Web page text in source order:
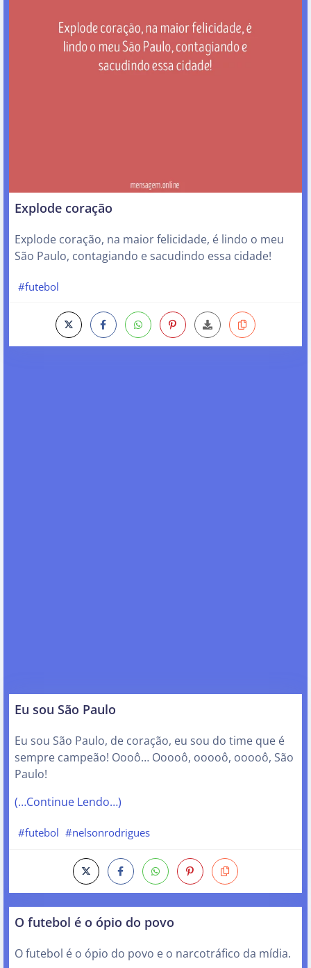
Explode coração
Explode coração, na maior felicidade, é lindo o meu
São Paulo, contagiando e sacudindo essa cidade!
#futebol
Eu sou São Paulo
Eu sou São Paulo, de coração, eu sou do time que é
sempre campeão! Oooô… Ooooô, ooooô, ooooô, São
Paulo!
(…Continue Lendo…)
#futebol #nelsonrodrigues
O futebol é o ópio do povo
O futebol é o ópio do povo e o narcotráfico da mídia.